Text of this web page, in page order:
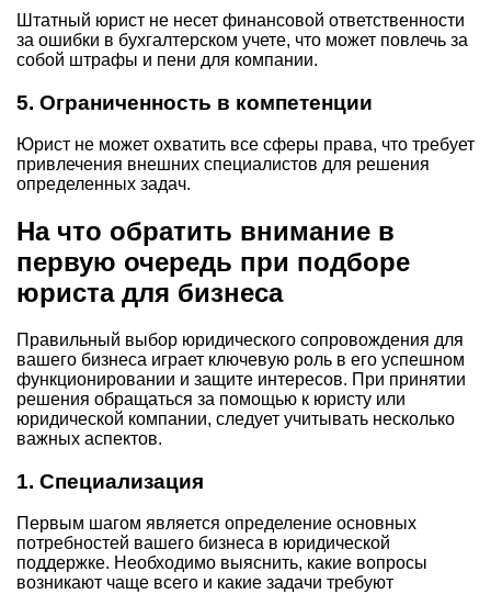
Штатный юрист не несет финансовой ответственности
за ошибки в бухгалтерском учете, что может повлечь за
собой штрафы и пени для компании.
5. Ограниченность в компетенции
Юрист не может охватить все сферы права, что требует
привлечения внешних специалистов для решения
определенных задач.
На что обратить внимание в
первую очередь при подборе
юриста для бизнеса
Правильный выбор юридического сопровождения для
вашего бизнеса играет ключевую роль в его успешном
функционировании и защите интересов. При принятии
решения обращаться за помощью к юристу или
юридической компании, следует учитывать несколько
важных аспектов.
1. Специализация
Первым шагом является определение основных
потребностей вашего бизнеса в юридической
поддержке. Необходимо выяснить, какие вопросы
возникают чаще всего и какие задачи требуют